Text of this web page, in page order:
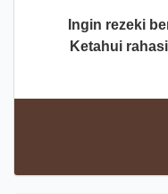
Ingin rezeki
Ketahui